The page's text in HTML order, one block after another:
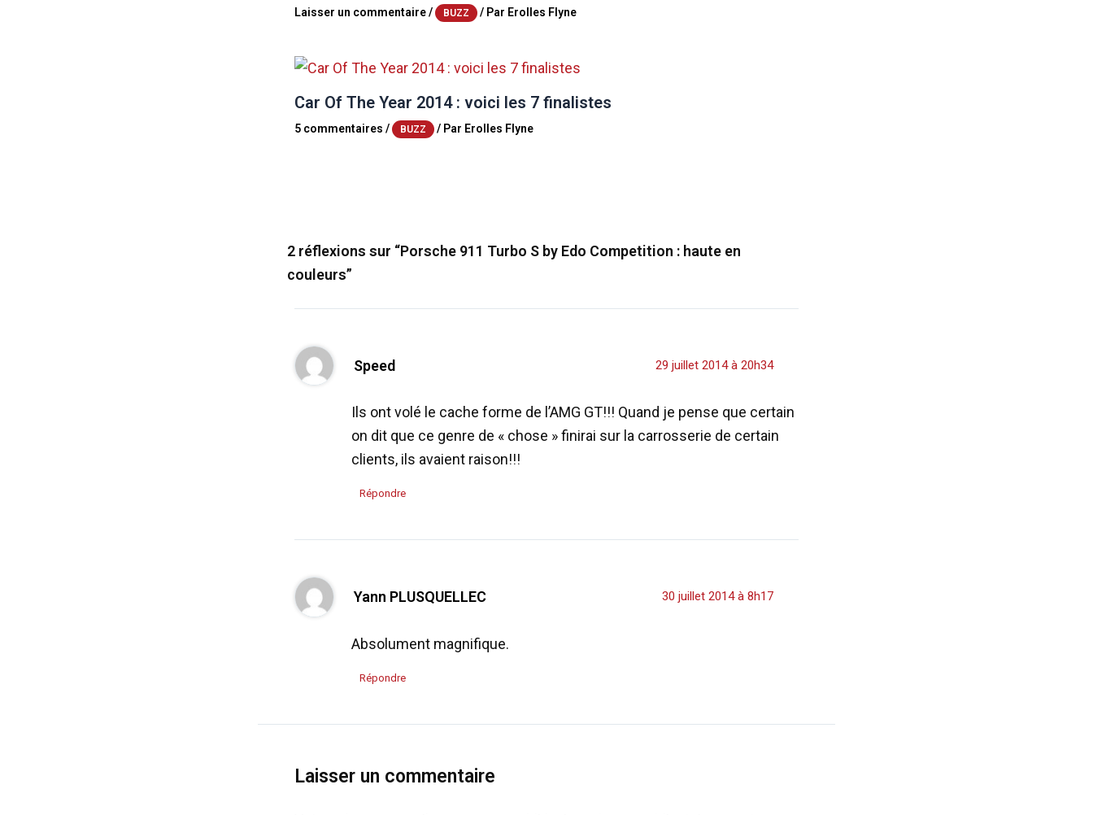
Laisser un commentaire/ BUZZ / Par Erolles Flyne
Car Of The Year 2014 : voici les 7 finalistes
5 commentaires / BUZZ / Par Erolles Flyne
2 réflexions sur “Porsche 911 Turbo S by Edo Competition : haute en
couleurs”
Speed 29 juillet 2014 à 20h34
Ils ont volé le cache forme de l’AMG GT!!! Quand je pense que certain
on dit que ce genre de « chose » finirai sur la carrosserie de certain
clients, ils avaient raison!!!
Répondre
Yann PLUSQUELLEC 30 juillet 2014 à 8h17
Absolument magnifique.
Répondre
Laisser un commentaire